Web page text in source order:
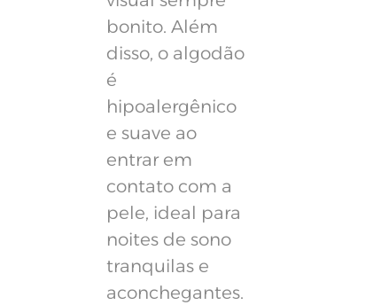
bonito. Além
disso, o algodão
é
hipoalergênico
e suave ao
entrar em
contato com a
pele, ideal para
noites de sono
tranquilas e
aconchegantes.